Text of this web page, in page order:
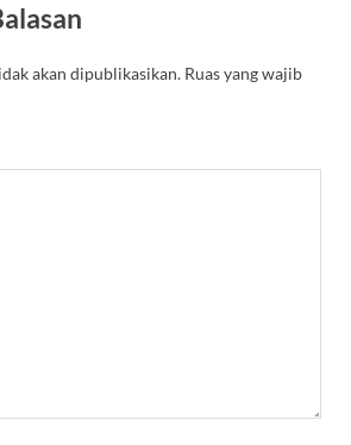
akan dipublikasikan. Ruas yang wajib